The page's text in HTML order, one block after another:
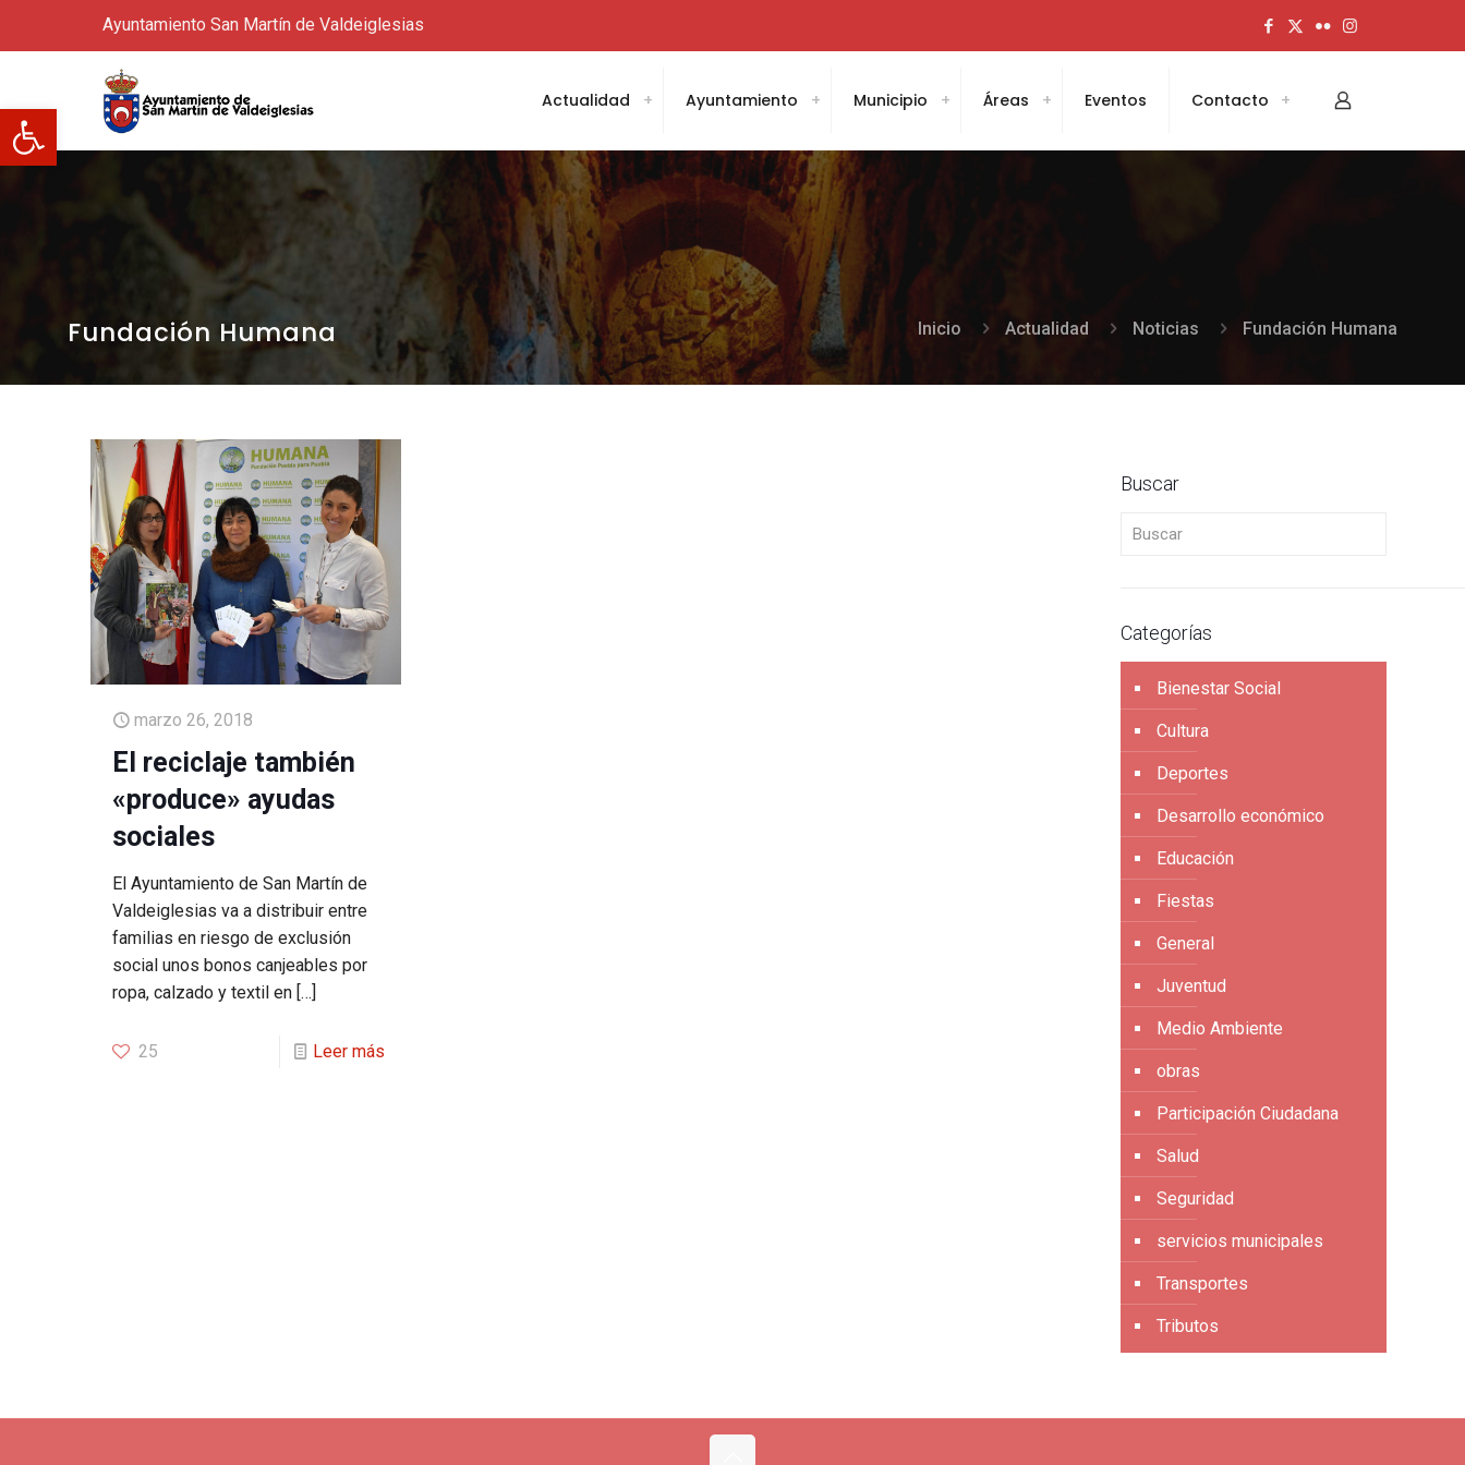
Abrir barra de herramientas
Ayuntamiento San Martín de Valdeiglesias
Actualidad Ayuntamiento Municipio Áreas Eventos Contacto
Fundación Humana Inicio Actualidad Noticias Fundación Humana
marzo 26, 2018
El reciclaje también
«produce» ayudas
sociales
El Ayuntamiento de San Martín de
Valdeiglesias va a distribuir entre
familias en riesgo de exclusión
social unos bonos canjeables por
ropa, calzado y textil en […]
25 Leer más
Buscar
Buscar
Categorías
Bienestar Social
Cultura
Deportes
Desarrollo económico
Educación
Fiestas
General
Juventud
Medio Ambiente
obras
Participación Ciudadana
Salud
Seguridad
servicios municipales
Transportes
Tributos